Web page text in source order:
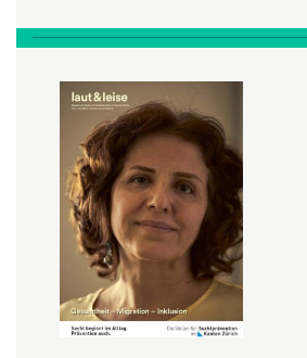
3/2023
-
im
Lehrbetrieb"
Menge